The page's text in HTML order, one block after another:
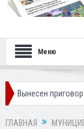
Меню
приговор по делу о
ГЛАВНАЯ